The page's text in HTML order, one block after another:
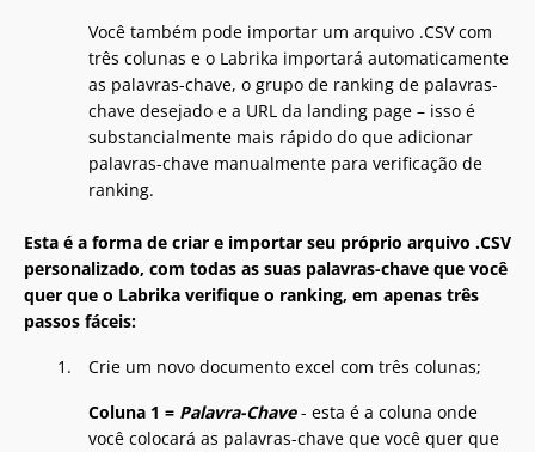
Você também pode importar um arquivo .CSV com
três colunas e o Labrika importará automaticamente
as palavras-chave, o grupo de ranking de palavras-
chave desejado e a URL da landing page – isso é
substancialmente mais rápido do que adicionar
palavras-chave manualmente para verificação de
ranking.
Esta é a forma de criar e importar seu próprio arquivo .CSV
personalizado, com todas as suas palavras-chave que você
quer que o Labrika verifique o ranking, em apenas três
passos fáceis:
Crie um novo documento excel com três colunas;
Coluna 1 = Palavra-Chave- esta é a coluna onde
você colocará as palavras-chave que você quer que